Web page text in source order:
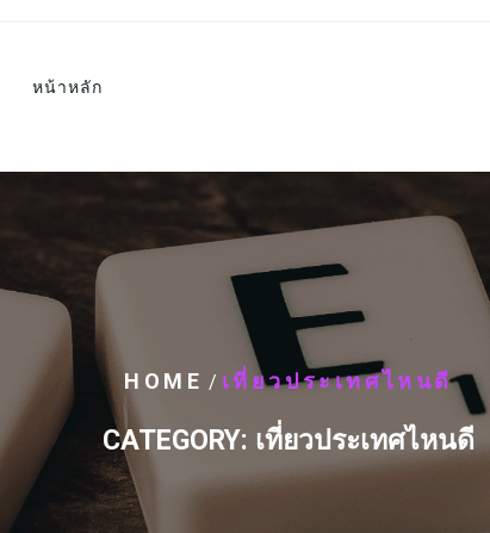
หน้าหลัก
HOME / เที่ยวประเทศไหนดี
CATEGORY: เที่ยวประเทศไหนดี